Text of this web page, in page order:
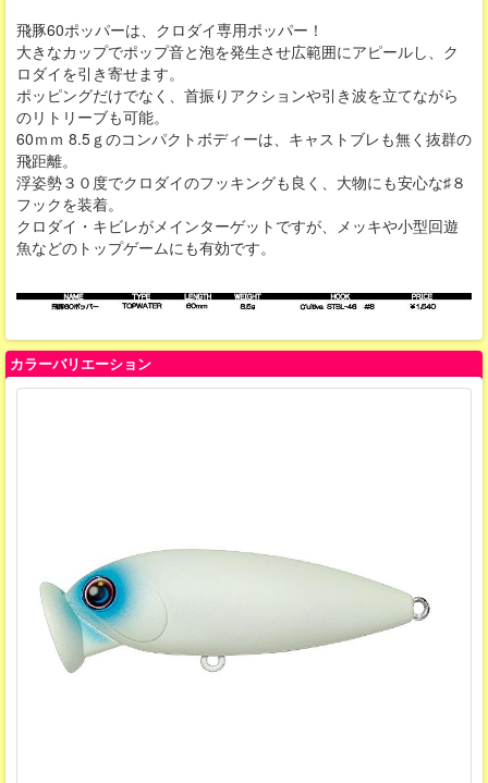
飛豚60ポッパーは、クロダイ専用ポッパー！
大きなカップでポップ音と泡を発生させ広範囲にアピールし、ク
ロダイを引き寄せます。
ポッピングだけでなく、首振りアクションや引き波を立てながら
のリトリーブも可能。
60ｍｍ 8.5ｇのコンパクトボディーは、キャストブレも無く抜群の
飛距離。
浮姿勢３０度でクロダイのフッキングも良く、大物にも安心な♯８
フックを装着。
クロダイ・キビレがメインターゲットですが、メッキや小型回遊
魚などのトップゲームにも有効です。
カラーバリエーション